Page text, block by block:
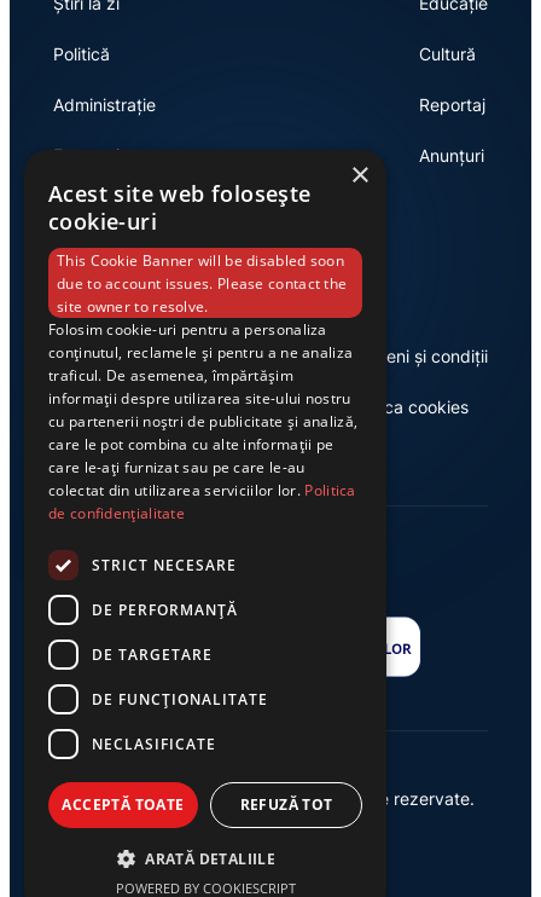
Politică
Administrație
Economie
Cultură
Reportaj
Anunțuri
Link-uri utile
Despre noi
Casa de editură Exclusiv
Termeni și condiții
Politica cookies
© 2026 Ziarul Exclusiv – Toate drepturile rezervate.
Powered by {AW}
×
Acest site web folosește
cookie-uri
This Cookie Banner will be disabled soon
due to account issues. Please contact the
site owner to resolve.
Folosim cookie-uri pentru a personaliza
conținutul, reclamele și pentru a ne analiza
traficul. De asemenea, împărtășim
informații despre utilizarea site-ului nostru
cu partenerii noștri de publicitate și analiză,
care le pot combina cu alte informații pe
care le-ați furnizat sau pe care le-au
colectat din utilizarea serviciilor lor. Politica
de confidențialitate
STRICT NECESARE
DE PERFORMANȚĂ
DE TARGETARE
DE FUNCŢIONALITATE
NECLASIFICATE
ACCEPTĂ TOATE REFUZĂ TOT
ARATĂ DETALIILE
POWERED BY COOKIESCRIPT